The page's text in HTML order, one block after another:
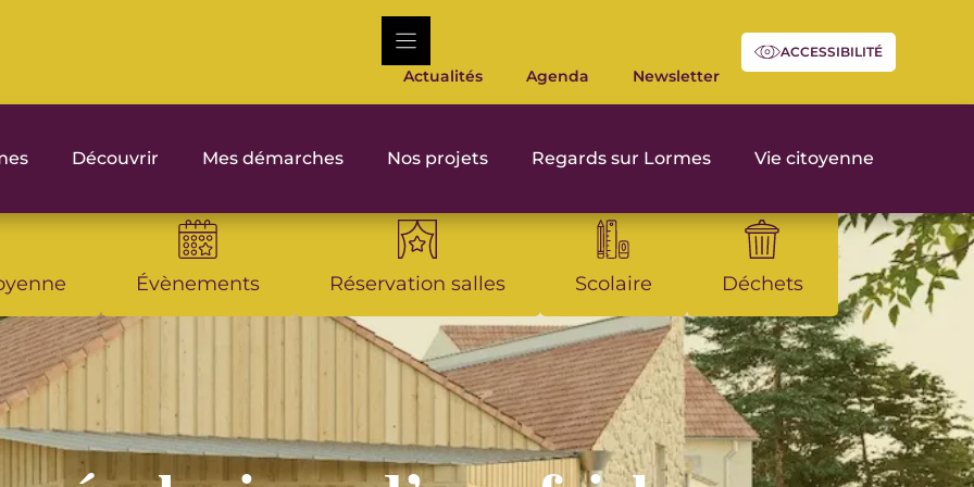
Actualités
Agenda Newsletter
ACCESSIBILITÉ
Découvrir Mes démarches Nos projets Regards sur Lormes Vie citoyenne
Évènements Réservation salles Scolaire Déchets